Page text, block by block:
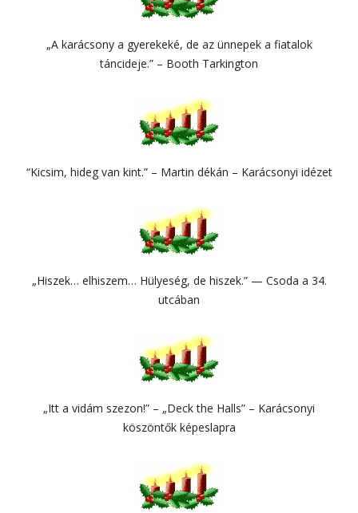
„A karácsony a gyerekeké, de az ünnepek a fiatalok
táncideje.” – Booth Tarkington
“Kicsim, hideg van kint.” – Martin dékán – Karácsonyi idézet
„Hiszek… elhiszem… Hülyeség, de hiszek.” — Csoda a 34.
utcában
„Itt a vidám szezon!” – „Deck the Halls” – Karácsonyi
köszöntők képeslapra